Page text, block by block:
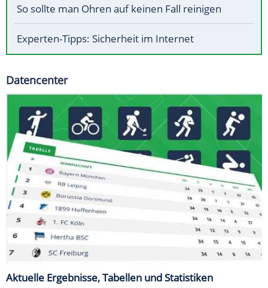
So sollte man Ohren auf keinen Fall reinigen
Experten-Tipps: Sicherheit im Internet
Datencenter
Aktuelle Ergebnisse, Tabellen und Statistiken